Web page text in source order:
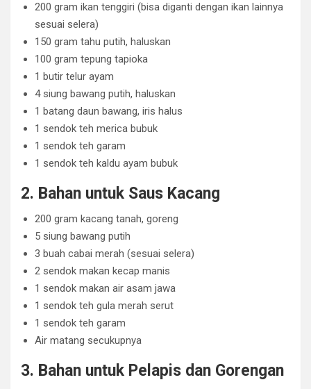
200 gram ikan tenggiri (bisa diganti dengan ikan lainnya
sesuai selera)
150 gram tahu putih, haluskan
100 gram tepung tapioka
1 butir telur ayam
4 siung bawang putih, haluskan
1 batang daun bawang, iris halus
1 sendok teh merica bubuk
1 sendok teh garam
1 sendok teh kaldu ayam bubuk
2. Bahan untuk Saus Kacang
200 gram kacang tanah, goreng
5 siung bawang putih
3 buah cabai merah (sesuai selera)
2 sendok makan kecap manis
1 sendok makan air asam jawa
1 sendok teh gula merah serut
1 sendok teh garam
Air matang secukupnya
3. Bahan untuk Pelapis dan Gorengan